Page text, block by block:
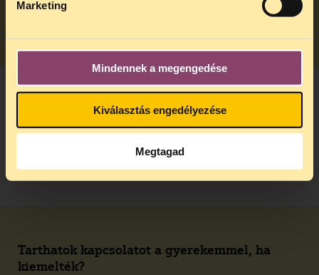
Marketing
Mindennek a megengedése
Kiválasztás engedélyezése
Megtagad
Mi a szülő joga és kötelessége, amíg a
gyermeke nevelésbe van véve?
TOVÁBB
Tarthatok kapcsolatot a gyerekemmel, ha
kiemelték?